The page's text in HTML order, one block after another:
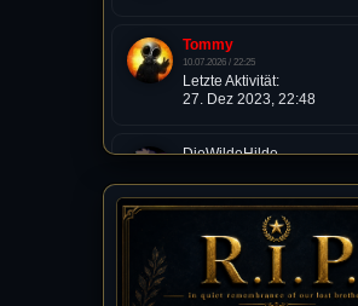
Tommy
10.07.2026 / 22:25
Letzte Aktivität:
27. Dez 2023, 22:48
DieWildeHilde
Happy Birthday Chickpea
DieWildeHilde
10.07.2026 / 10:08
Hallo meine Lieben!